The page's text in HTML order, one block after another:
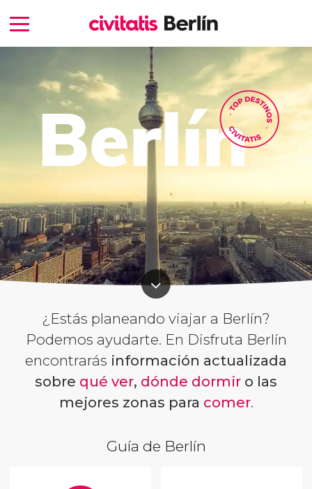
Berlín
¿Estás planeando viajar a Berlín?
Podemos ayudarte. En Disfruta Berlín
encontrarás información actualizada
sobre qué ver, dónde dormir o las
mejores zonas para comer.
Guía de Berlín